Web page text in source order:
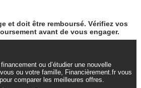
et doit être remboursé. Vérifiez vos
avant de vous engager.
ou d’étudier une nouvelle
ou votre famille, Financièrement.fr vous
comparer les meilleures offres.